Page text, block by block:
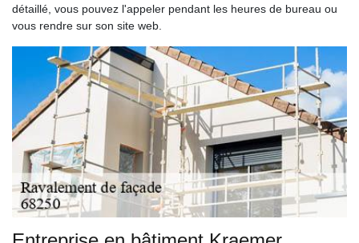
détaillé, vous pouvez l'appeler pendant les heures de bureau ou
vous rendre sur son site web.